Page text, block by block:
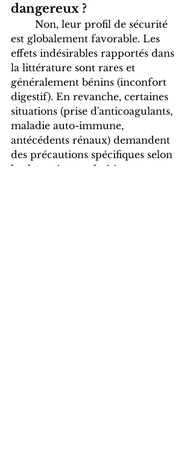
dangereux ?
est globalement favorable. Les
effets indésirables rapportés dans
la littérature sont rares et
généralement bénins (inconfort
digestif). En revanche, certaines
situations (prise d'anticoagulants,
maladie auto-immune,
antécédents rénaux) demandent
des précautions spécifiques selon
le champignon choisi.